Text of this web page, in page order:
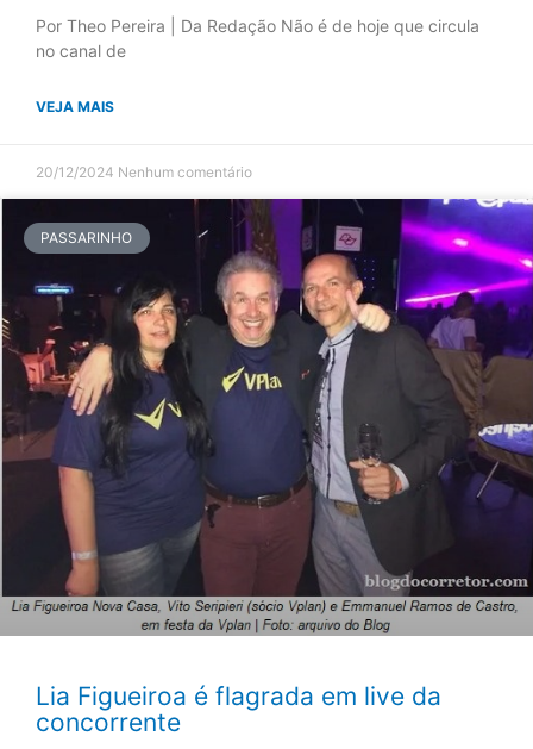
Por Theo Pereira | Da Redação Não é de hoje que circula
no canal de
VEJA MAIS
20/12/2024 Nenhum comentário
PASSARINHO
Lia Figueiroa é flagrada em live da
concorrente